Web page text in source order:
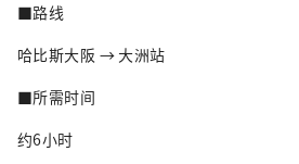
■路线
哈比斯大阪 → 大洲站
■所需时间
约6小时